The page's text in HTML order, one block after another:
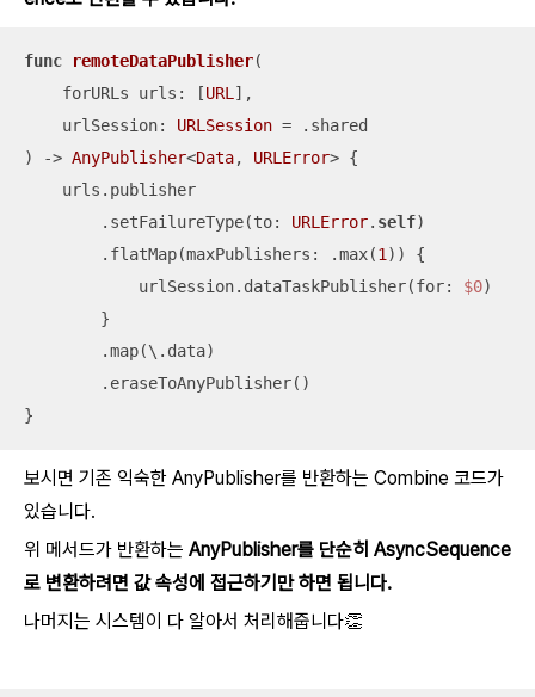
func remoteDataPublisher(
forURLs
urls : [URL ],
urlSession: URLSession = .shared
)
-> AnyPublisher<Data, URLError> {
    urls.publisher
        .setFailureType(to:
URLError. self)
        .flatMap(maxPublishers: .max(
1 )) {
            urlSession.dataTaskPublisher(for:
$0)
        }
        .map(\.data)
        .eraseToAnyPublisher()
}
보시면 기존 익숙한 AnyPublisher를 반환하는 Combine 코드가
있습니다.
위 메서드가 반환하는 AnyPublisher를 단순히 AsyncSequence
로 변환하려면 값 속성에 접근하기만 하면 됩니다.
나머지는 시스템이 다 알아서 처리해줍니다👏